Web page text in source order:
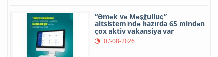
“Əmək və Məşğulluq”
altsistemində hazırda 65 mindən
çox aktiv vakansiya var
07-08-2026